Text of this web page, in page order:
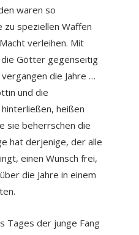
waren so
zu speziellen Waffen
verleihen. Mit
Götter gegenseitig
die Jahre …
und die
heißen
sie beherrschen die
hat derjenige, der alle
einen Wunsch frei,
die Jahre in einem
Tages der junge Fang